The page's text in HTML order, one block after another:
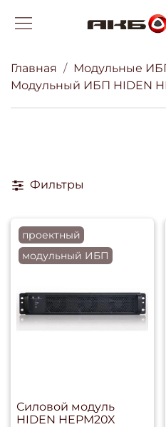
Главная Модульные
Модульный ИБП HIDEN
Фильтры
проектный
модульный ИБП
Силовой модуль
HIDEN HEPM20X